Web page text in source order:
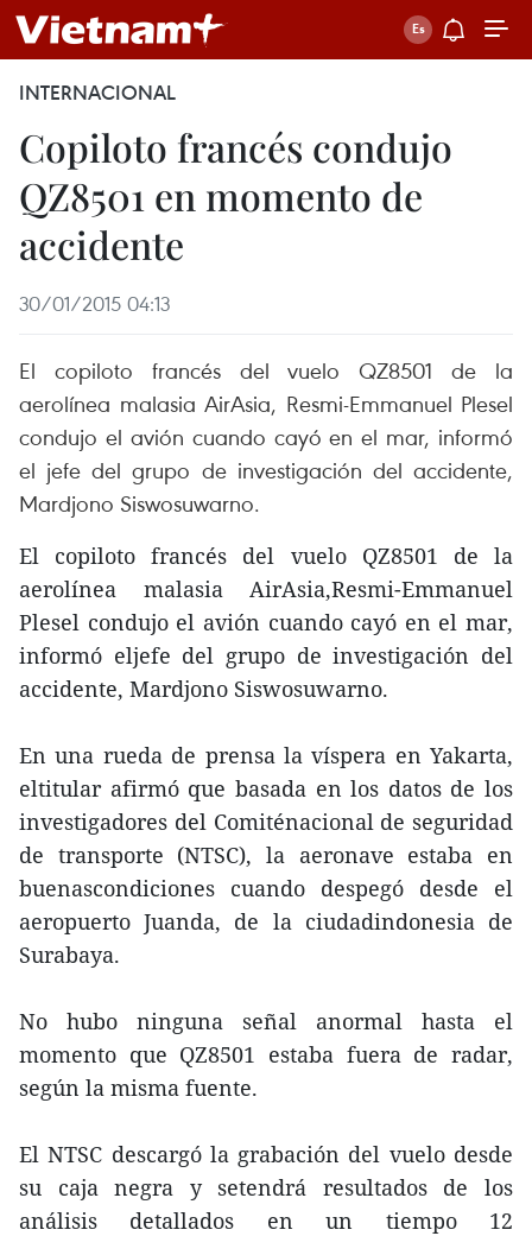
INTERNACIONAL
Copiloto francés condujo
QZ8501 en momento de
accidente
30/01/2015 04:13
El copiloto francés del vuelo QZ8501 de la
aerolínea malasia AirAsia, Resmi-Emmanuel Plesel
condujo el avión cuando cayó en el mar, informó
el jefe del grupo de investigación del accidente,
Mardjono Siswosuwarno.
El copiloto francés del vuelo QZ8501 de la
aerolínea malasia AirAsia,Resmi-Emmanuel
Plesel condujo el avión cuando cayó en el mar,
informó eljefe del grupo de investigación del
accidente, Mardjono Siswosuwarno.
En una rueda de prensa la víspera en Yakarta,
eltitular afirmó que basada en los datos de los
investigadores del Comiténacional de seguridad
de transporte (NTSC), la aeronave estaba en
buenascondiciones cuando despegó desde el
aeropuerto Juanda, de la ciudadindonesia de
Surabaya.
No hubo ninguna señal anormal hasta el
momento que QZ8501 estaba fuera de radar,
según la misma fuente.
El NTSC descargó la grabación del vuelo desde
su caja negra y setendrá resultados de los
análisis detallados en un tiempo 12